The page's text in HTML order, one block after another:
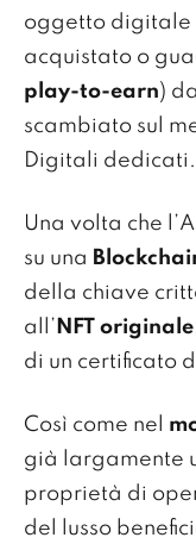
oggetto digitale
acquistato o
play-to-earn)
scambiato sul
Digitali dedicati.
Una volta che
su una
della chiave
all’ NFT originale
di un certificato
Così come nel
già largamente
proprietà di
del lusso